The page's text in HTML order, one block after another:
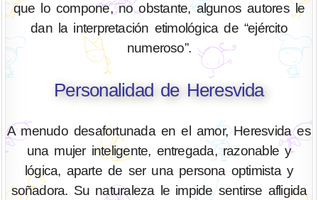
que lo compone, no obstante, algunos autores le
dan la interpretación etimológica de “ejército
numeroso”.
Personalidad de Heresvida
A menudo desafortunada en el amor, Heresvida es
una mujer inteligente, entregada, razonable y
lógica, aparte de ser una persona optimista y
soñadora. Su naturaleza le impide sentirse afligida